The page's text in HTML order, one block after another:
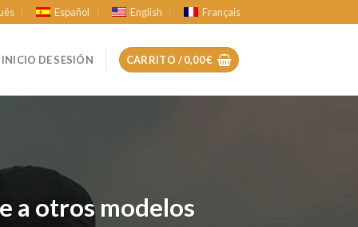
Español English Français
INICIO DE SESIÓN CARRITO /0,00€
a otros modelos